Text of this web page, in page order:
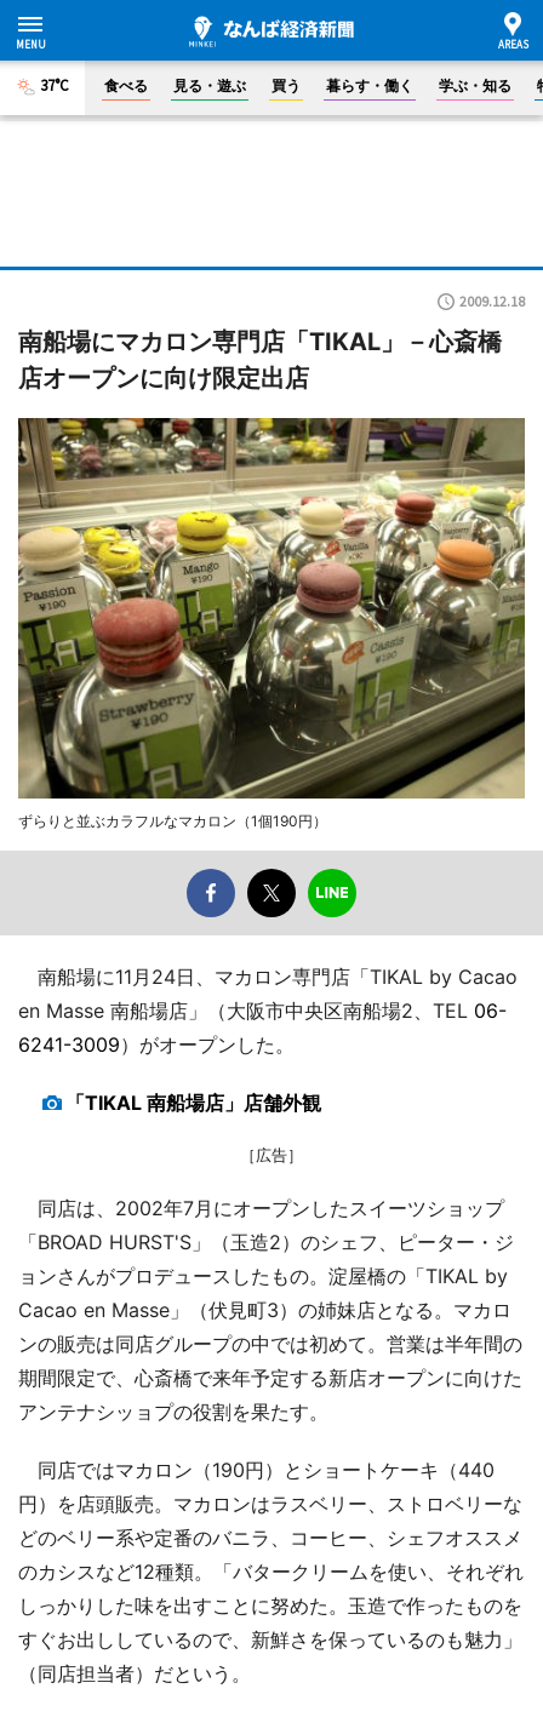
37°C 食べる 見る・遊ぶ 買う 暮らす・働く 学ぶ・知る
2009.12.18
南船場にマカロン専門店「TIKAL」－心斎橋
店オープンに向け限定出店
ずらりと並ぶカラフルなマカロン（1個190円）
南船場に11月24日、マカロン専門店「TIKAL by Cacao
en Masse 南船場店」（大阪市中央区南船場2、TEL 06-
6241-3009）がオープンした。
「TIKAL 南船場店」店舗外観
［広告］
同店は、2002年7月にオープンしたスイーツショップ
「BROAD HURST'S」（玉造2）のシェフ、ピーター・ジ
ョンさんがプロデュースしたもの。淀屋橋の「TIKAL by
Cacao en Masse」（伏見町3）の姉妹店となる。マカロ
ンの販売は同店グループの中では初めて。営業は半年間の
期間限定で、心斎橋で来年予定する新店オープンに向けた
アンテナシッョプの役割を果たす。
同店ではマカロン（190円）とショートケーキ（440
円）を店頭販売。マカロンはラスベリー、ストロベリーな
どのベリー系や定番のバニラ、コーヒー、シェフオススメ
のカシスなど12種類。「バタークリームを使い、それぞれ
しっかりした味を出すことに努めた。玉造で作ったものを
すぐお出ししているので、新鮮さを保っているのも魅力」
（同店担当者）だという。